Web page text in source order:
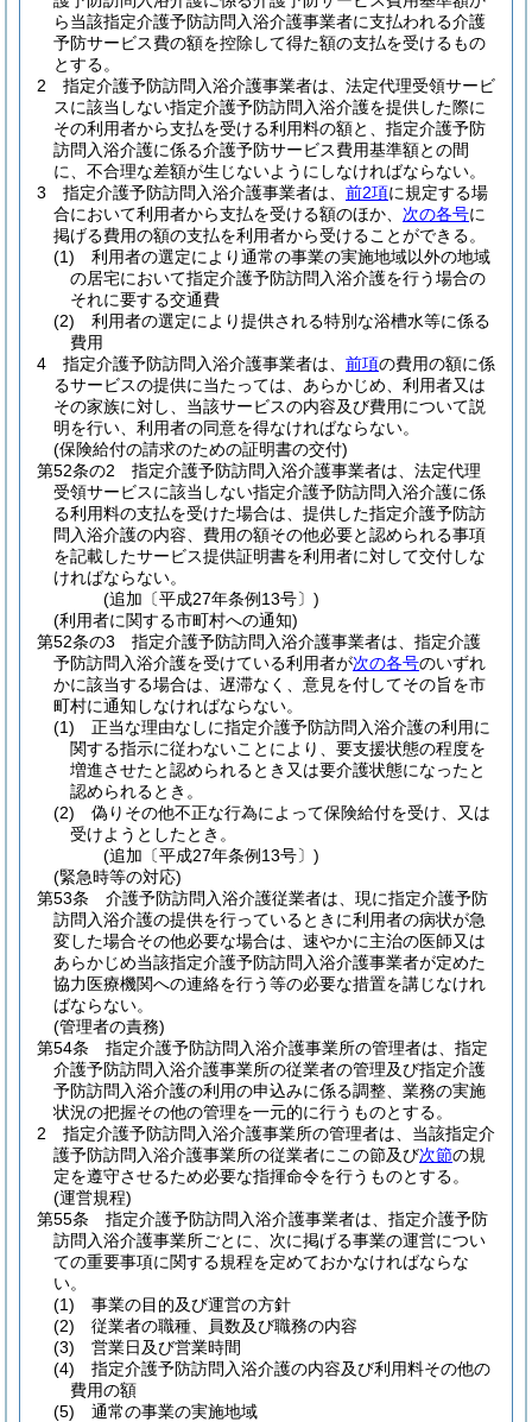
ら当該指定介護予防訪問入浴介護事業者に支払われる介護
予防サービス費の額を控除して得た額の支払を受けるもの
とする。
2
指定介護予防訪問入浴介護事業者は、法定代理受領サービ
スに該当しない指定介護予防訪問入浴介護を提供した際に
その利用者から支払を受ける利用料の額と、指定介護予防
訪問入浴介護に係る介護予防サービス費用基準額との間
に、不合理な差額が生じないようにしなければならない。
3
指定介護予防訪問入浴介護事業者は、 前2項に規定する場
合において利用者から支払を受ける額のほか、 次の各号に
掲げる費用の額の支払を利用者から受けることができる。
(1)
利用者の選定により通常の事業の実施地域以外の地域
の居宅において指定介護予防訪問入浴介護を行う場合の
それに要する交通費
(2)
利用者の選定により提供される特別な浴槽水等に係る
費用
4
指定介護予防訪問入浴介護事業者は、 前項の費用の額に係
るサービスの提供に当たっては、あらかじめ、利用者又は
その家族に対し、当該サービスの内容及び費用について説
明を行い、利用者の同意を得なければならない。
(保険給付の請求のための証明書の交付)
第52条の2
指定介護予防訪問入浴介護事業者は、法定代理
受領サービスに該当しない指定介護予防訪問入浴介護に係
る利用料の支払を受けた場合は、提供した指定介護予防訪
問入浴介護の内容、費用の額その他必要と認められる事項
を記載したサービス提供証明書を利用者に対して交付しな
ければならない。
(追加〔平成27年条例13号〕)
(利用者に関する市町村への通知)
第52条の3
指定介護予防訪問入浴介護事業者は、指定介護
予防訪問入浴介護を受けている利用者が次の各号のいずれ
かに該当する場合は、遅滞なく、意見を付してその旨を市
町村に通知しなければならない。
(1)
正当な理由なしに指定介護予防訪問入浴介護の利用に
関する指示に従わないことにより、要支援状態の程度を
増進させたと認められるとき又は要介護状態になったと
認められるとき。
(2)
偽りその他不正な行為によって保険給付を受け、又は
受けようとしたとき。
(追加〔平成27年条例13号〕)
(緊急時等の対応)
第53条
介護予防訪問入浴介護従業者は、現に指定介護予防
訪問入浴介護の提供を行っているときに利用者の病状が急
変した場合その他必要な場合は、速やかに主治の医師又は
あらかじめ当該指定介護予防訪問入浴介護事業者が定めた
協力医療機関への連絡を行う等の必要な措置を講じなけれ
ばならない。
(管理者の責務)
第54条
指定介護予防訪問入浴介護事業所の管理者は、指定
介護予防訪問入浴介護事業所の従業者の管理及び指定介護
予防訪問入浴介護の利用の申込みに係る調整、業務の実施
状況の把握その他の管理を一元的に行うものとする。
2
指定介護予防訪問入浴介護事業所の管理者は、当該指定介
護予防訪問入浴介護事業所の従業者にこの節及び次節の規
定を遵守させるため必要な指揮命令を行うものとする。
(運営規程)
第55条
指定介護予防訪問入浴介護事業者は、指定介護予防
訪問入浴介護事業所ごとに、次に掲げる事業の運営につい
ての重要事項に関する規程を定めておかなければならな
い。
(1)
事業の目的及び運営の方針
(2)
従業者の職種、員数及び職務の内容
(3)
営業日及び営業時間
(4)
指定介護予防訪問入浴介護の内容及び利用料その他の
費用の額
(5)
通常の事業の実施地域